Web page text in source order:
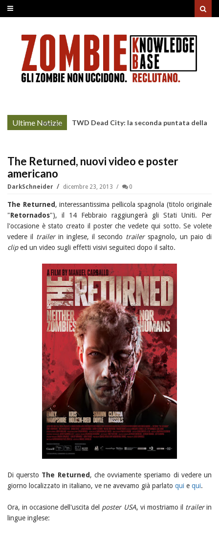
Ultime Notizie
More »
TWD Dead City: la seconda puntata della
The Returned, nuovi video e poster
americano
DarkSchneider dicembre 23, 2013 0
The Returned, interessantissima pellicola spagnola (titolo originale
"Retornados"), il 14 Febbraio raggiungerà gli Stati Uniti. Per
l'occasione è stato creato il poster che vedete qui sotto. Se volete
vedere il trailerin inglese, il secondo trailerspagnolo, un paio di
cliped un video sugli effetti visivi seguiteci dopo il salto.
Di quersto The Returned , che ovviamente speriamo di vedere un
giorno localizzato in italiano, ve ne avevamo già parlato qui e qui.
Ora, in occasione dell'uscita del poster USA, vi mostriamo il trailerin
lingue inglese: